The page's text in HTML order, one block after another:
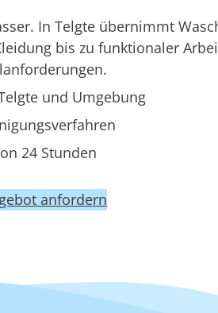
In Telgte übernimmt
bis zu funktionaler
und Umgebung
24 Stunden
anfordern